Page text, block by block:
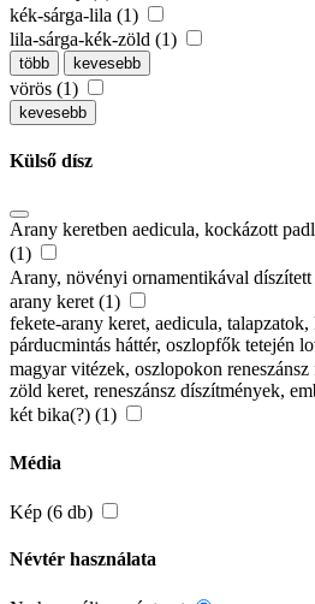
kék-sárga-lila (1)
lila-sárga-kék-zöld (1)
több kevesebb
vörös (1)
kevesebb
Külső dísz
Arany keretben aedicula, kockázott
(1)
Arany, növényi ornamentikával díszített
arany keret (1)
fekete-arany keret, aedicula,
párducmintás háttér, oszlopfők tetején
magyar vitézek, oszlopokon
zöld keret, reneszánsz díszítmények,
két bika(?) (1)
Média
Kép (6 db)
Névtér használata